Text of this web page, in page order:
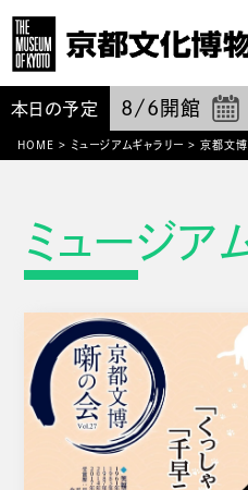
本日の予定 8/6 開館
HOME > ミュージアムギャラリー > 京都文